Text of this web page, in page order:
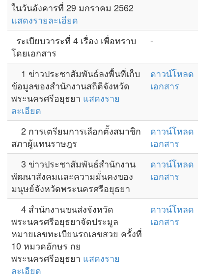
ในวันอังคารที่ 29 มกราคม 2562
แสดงรายละเอียด
ระเบียบวาระที่ 4 เรื่อง เพื่อทราบ
โดยเอกสาร
-
1 ข่าวประชาสัมพันธ์ลงพื้นที่เก็บ
ข้อมูลของสำนักงานสถิติจังหวัด
พระนครศรีอยุธยา แสดงราย
ละเอียด
ดาวน์โหลด
เอกสาร
2 การเตรียมการเลือกตั้งสมาชิก
สภาผู้แทนราษฎร
ดาวน์โหลด
เอกสาร
3 ข่าวประชาสัมพันธ์สำนักงาน
พัฒนาสังคมและความมั่นคงของ
มนุษย์จังหวัดพระนครศรีอยุธยา
ดาวน์โหลด
เอกสาร
4 สำนักงานขนส่งจังหวัด
พระนครศรีอยุธยาจัดประมูล
หมายเลขทะเบียนรถเลขสวย ครั้งที่
10 หมวดอักษร กย
พระนครศรีอยุธยา แสดงราย
ละเอียด
ดาวน์โหลด
เอกสาร